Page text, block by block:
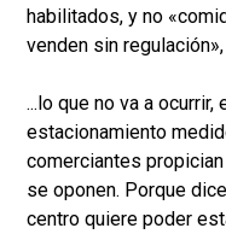
habilitados, y no
venden sin
...lo que no va a
estacionamiento
comerciantes
se oponen. Porque
centro quiere poder